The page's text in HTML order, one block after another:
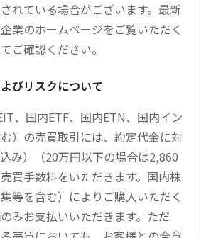
れている場合がございます。最新
業のホームページをご覧いただく
ご確認ください。
びリスクについて
、国内ETF、国内ETN、国内イン
）の売買取引には、約定代金に対
み）（20万円以下の場合は2,860
買手数料をいただきます。国内株
等を含む）によりご購入いただく
みお支払いいただきます。ただ